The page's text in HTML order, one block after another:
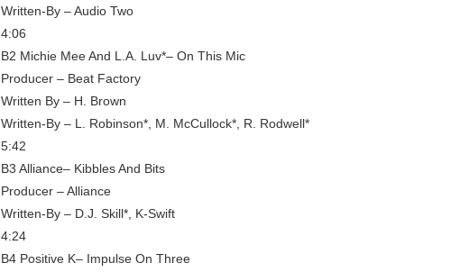
Written-By – Audio Two
4:06
B2 Michie Mee And L.A. Luv*– On This Mic
Producer – Beat Factory
Written By – H. Brown
Written-By – L. Robinson*, M. McCullock*, R. Rodwell*
5:42
B3 Alliance– Kibbles And Bits
Producer – Alliance
Written-By – D.J. Skill*, K-Swift
4:24
B4 Positive K– Impulse On Three